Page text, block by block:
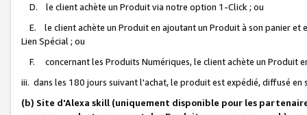
D. le client achète un Produit via notre option 1-Click ; ou
E. le client achète un Produit en ajoutant un Produit à son panier et
Lien Spécial ; ou
F. concernant les Produits Numériques, le client achète un Produit
iii. dans les 180 jours suivant l'achat, le produit est expédié, diffusé
(b) Site d'Alexa skill (uniquement disponible pour les